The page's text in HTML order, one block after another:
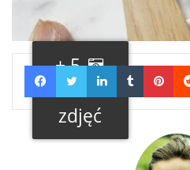
+ 5
Galeria
zdjęć
FacebookTwitterLinkedInTumblr